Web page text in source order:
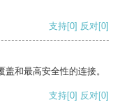
支持[0] 反对[0]
和最高安全性的连接。
支持[0] 反对[0]